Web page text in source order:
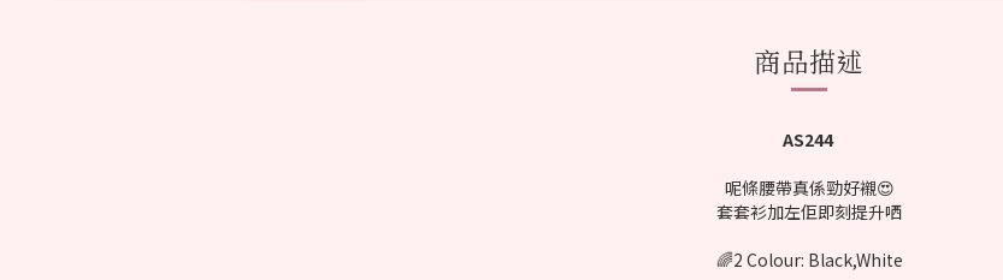
商品描述
AS244
呢條腰帶真係勁好襯😍
套套衫加左佢即刻提升哂
🌈2 Colour: Black,White